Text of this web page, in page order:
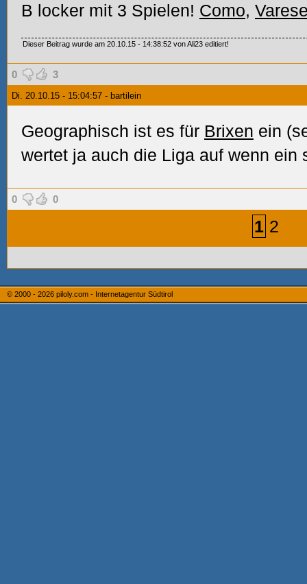
B locker mit 3 Spielen! Como,
Dieser Beitrag wurde am 20.10.15 - 14:38:52 von Ali23 editiert!
0 3
Di. 20.10.15 - 15:04:57 - bartilein
Geographisch ist es für Brixen ein
wertet ja auch die Liga auf wenn ein
0 0
1 2
© 2000 - 2026 piloly.com - Internetagentur Südtirol